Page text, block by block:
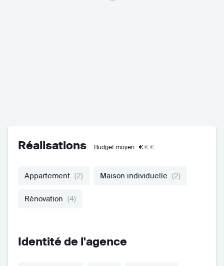
Réalisations Budget moyen : €€€
Appartement (2) Maison individuelle (2)
Rénovation (4)
Identité de l'agence